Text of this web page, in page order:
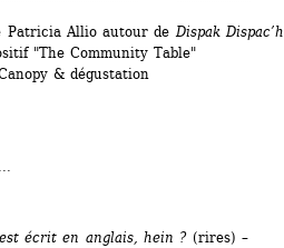
Patricia Allio autour de Dispak Dispac’h
"The Community Table"
& dégustation
écrit en anglais, hein ? (rires) –